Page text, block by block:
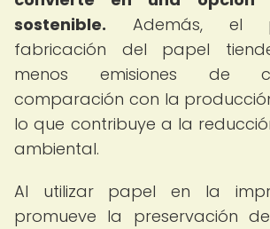
sostenible. Además, el
fabricación del papel
menos emisiones de
comparación con la
lo que contribuye a la
ambiental.
Al utilizar papel en la
promueve la preservación